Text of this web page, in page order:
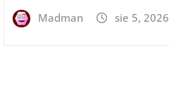
Madman sie 5, 2026